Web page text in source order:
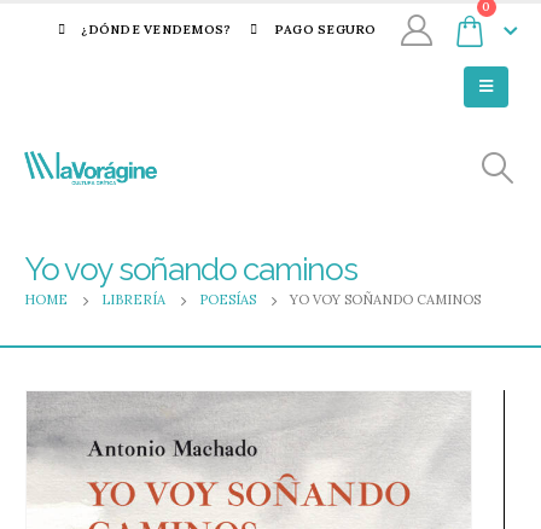
¿DÓNDE VENDEMOS? PAGO SEGURO
0
Yo voy soñando caminos
HOME LIBRERÍA POESÍAS YO VOY SOÑANDO CAMINOS